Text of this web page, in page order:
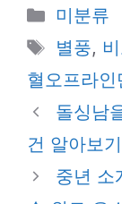
카
테
리
미분류
태
그
별풍,
혈오프라인
돌싱남
건 알아보
중년 소